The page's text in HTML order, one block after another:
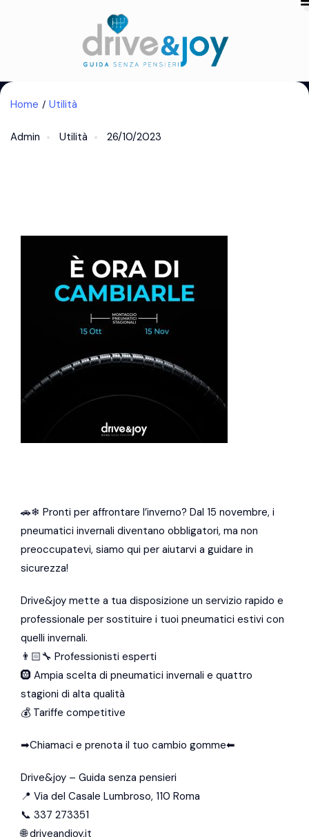
Home Utilità
Admin Utilità 26/10/2023
🚗❄ Pronti per affrontare l’inverno? Dal 15 novembre, i
pneumatici invernali diventano obbligatori, ma non
preoccupatevi, siamo qui per aiutarvi a guidare in
sicurezza!
Drive&joy mette a tua disposizione un servizio rapido e
professionale per sostituire i tuoi pneumatici estivi con
quelli invernali.
👨🏻‍🔧 Professionisti esperti
🛞 Ampia scelta di pneumatici invernali e quattro
stagioni di alta qualità
💰 Tariffe competitive
➡Chiamaci e prenota il tuo cambio gomme⬅
Drive&joy – Guida senza pensieri
📍 Via del Casale Lumbroso, 110 Roma
📞 337 273351
🌐 driveandjoy.it